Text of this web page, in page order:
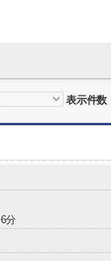
表示件数
分